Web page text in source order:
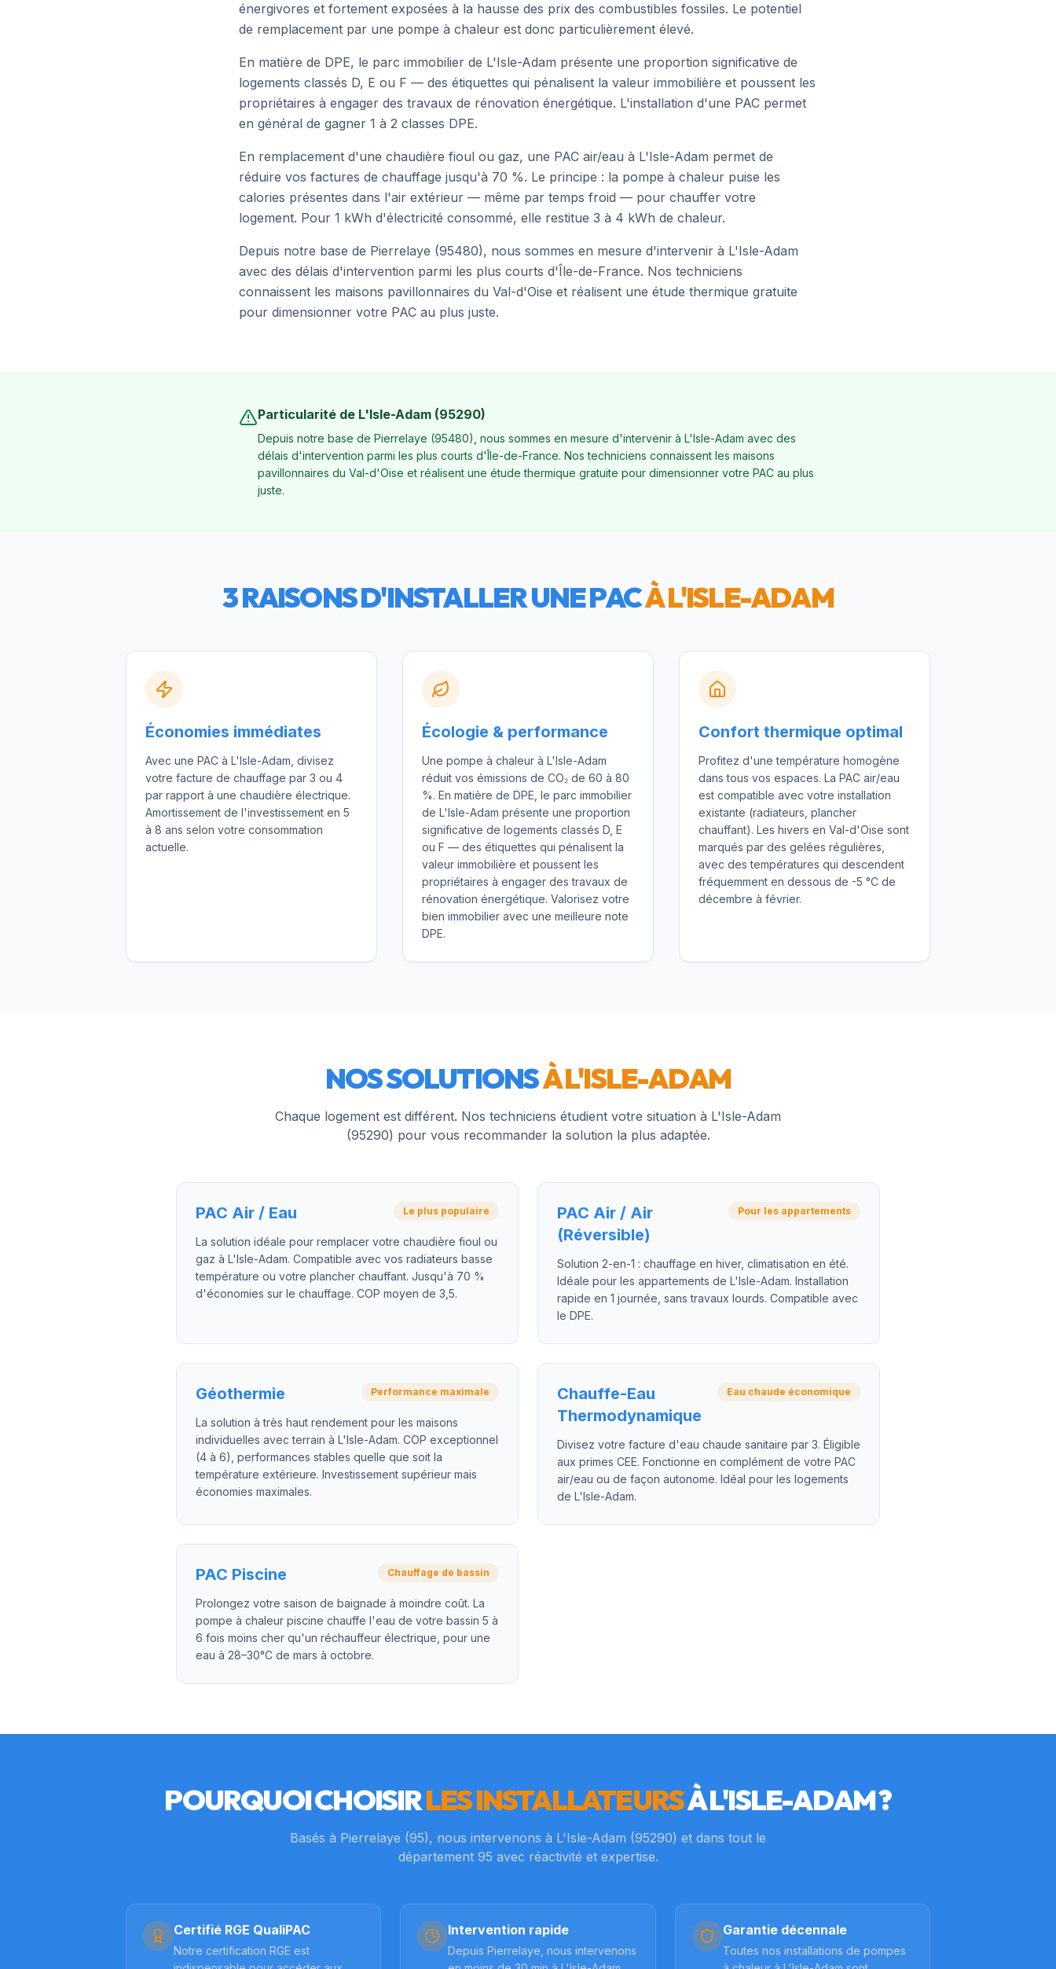
énergivores et fortement exposées à la hausse des prix des combustibles fossiles. Le potentiel
de remplacement par une pompe à chaleur est donc particulièrement élevé.
En matière de DPE, le parc immobilier de L'Isle-Adam présente une proportion significative de
logements classés D, E ou F — des étiquettes qui pénalisent la valeur immobilière et poussent les
propriétaires à engager des travaux de rénovation énergétique. L'installation d'une PAC permet
en général de gagner 1 à 2 classes DPE.
En remplacement d'une chaudière fioul ou gaz, une PAC air/eau à L'Isle-Adam permet de
réduire vos factures de chauffage jusqu'à 70 %. Le principe : la pompe à chaleur puise les
calories présentes dans l'air extérieur — même par temps froid — pour chauffer votre
logement. Pour 1 kWh d'électricité consommé, elle restitue 3 à 4 kWh de chaleur.
Depuis notre base de Pierrelaye (95480), nous sommes en mesure d'intervenir à L'Isle-Adam
avec des délais d'intervention parmi les plus courts d'Île-de-France. Nos techniciens
connaissent les maisons pavillonnaires du Val-d'Oise et réalisent une étude thermique gratuite
pour dimensionner votre PAC au plus juste.
Particularité de L'Isle-Adam (95290)
Depuis notre base de Pierrelaye (95480), nous sommes en mesure d'intervenir à L'Isle-Adam avec des
délais d'intervention parmi les plus courts d'Île-de-France. Nos techniciens connaissent les maisons
pavillonnaires du Val-d'Oise et réalisent une étude thermique gratuite pour dimensionner votre PAC au plus
juste.
3 RAISONS D'INSTALLER UNE PACÀL'ISLE-ADAM
Économies immédiates
Avec une PAC à L'Isle-Adam, divisez
votre facture de chauffage par 3 ou 4
par rapport à une chaudière électrique.
Amortissement de l'investissement en 5
à 8 ans selon votre consommation
actuelle.
Écologie & performance
Une pompe à chaleur à L'Isle-Adam
réduit vos émissions de CO₂ de 60 à 80
%. En matière de DPE, le parc immobilier
de L'Isle-Adam présente une proportion
significative de logements classés D, E
ou F — des étiquettes qui pénalisent la
valeur immobilière et poussent les
propriétaires à engager des travaux de
rénovation énergétique. Valorisez votre
bien immobilier avec une meilleure note
DPE.
Confort thermique optimal
Profitez d'une température homogène
dans tous vos espaces. La PAC air/eau
est compatible avec votre installation
existante (radiateurs, plancher
chauffant). Les hivers en Val-d'Oise sont
marqués par des gelées régulières,
avec des températures qui descendent
fréquemment en dessous de -5 °C de
décembre à février.
NOS SOLUTIONSÀL'ISLE-ADAM
Chaque logement est différent. Nos techniciens étudient votre situation à L'Isle-Adam
(95290) pour vous recommander la solution la plus adaptée.
PAC Air / Eau Le plus populaire
La solution idéale pour remplacer votre chaudière fioul ou
gaz à L'Isle-Adam. Compatible avec vos radiateurs basse
température ou votre plancher chauffant. Jusqu'à 70 %
d'économies sur le chauffage. COP moyen de 3,5.
PAC Air / Air
(Réversible)
Pour les appartements
Solution 2-en-1 : chauffage en hiver, climatisation en été.
Idéale pour les appartements de L'Isle-Adam. Installation
rapide en 1 journée, sans travaux lourds. Compatible avec
le DPE.
Géothermie Performance maximale
La solution à très haut rendement pour les maisons
individuelles avec terrain à L'Isle-Adam. COP exceptionnel
(4 à 6), performances stables quelle que soit la
température extérieure. Investissement supérieur mais
économies maximales.
Chauffe-Eau
Thermodynamique
Eau chaude économique
Divisez votre facture d'eau chaude sanitaire par 3. Éligible
aux primes CEE. Fonctionne en complément de votre PAC
air/eau ou de façon autonome. Idéal pour les logements
de L'Isle-Adam.
PAC Piscine Chauffage de bassin
Prolongez votre saison de baignade à moindre coût. La
pompe à chaleur piscine chauffe l'eau de votre bassin 5 à
6 fois moins cher qu'un réchauffeur électrique, pour une
eau à 28–30°C de mars à octobre.
POURQUOI CHOISIRLES INSTALLATEURSÀL'ISLE-ADAM?
Basés à Pierrelaye (95), nous intervenons à L'Isle-Adam (95290) et dans tout le
département 95 avec réactivité et expertise.
Certifié RGE QualiPAC
Notre certification RGE est
Intervention rapide
Depuis Pierrelaye, nous intervenons
Garantie décennale
Toutes nos installations de pompes